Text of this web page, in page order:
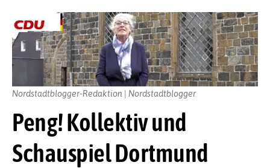
Peng! Kollektiv und
Schauspiel Dortmund
Nordstadtblogger-Redaktion | Nordstadtblogger